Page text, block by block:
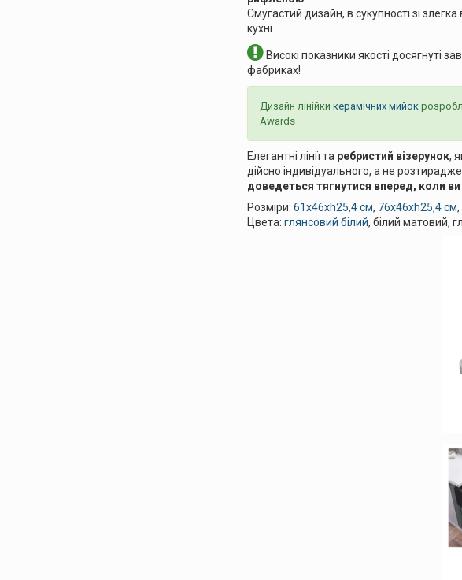
Смугастий дизайн, в сукупності зі
кухні.
Високі показники якості досягнуті
фабриках!
Дизайн лінійки керамічних мийок
Awards
Елегантні лінії та ребристий візерунок,
дійсно індивідуального, а не
доведеться тягнутися вперед, коли
Розміри: 61x46xh25,4 см, 76x46xh25,4 см,
Цвета: глянсовий білий, білий матовий,